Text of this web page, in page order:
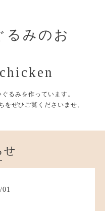
るみのお
るみを作っています。
をぜひご覧くださいませ。
せ
/01